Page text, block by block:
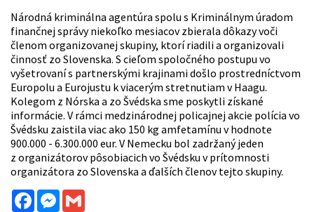
Národná kriminálna agentúra spolu s Kriminálnym úradom
finančnej správy niekoľko mesiacov zbierala dôkazy voči
členom organizovanej skupiny, ktorí riadili a organizovali
činnosť zo Slovenska. S cieľom spoločného postupu vo
vyšetrovaní s partnerskými krajinami došlo prostredníctvom
Europolu a Eurojustu k viacerým stretnutiam v Haagu.
Kolegom z Nórska a zo Švédska sme poskytli získané
informácie. V rámci medzinárodnej policajnej akcie polícia vo
Švédsku zaistila viac ako 150 kg amfetamínu v hodnote
900.000 - 6.300.000 eur. V Nemecku bol zadržaný jeden
z organizátorov pôsobiacich vo Švédsku v prítomnosti
organizátora zo Slovenska a ďalších členov tejto skupiny.
FacebookMessenger